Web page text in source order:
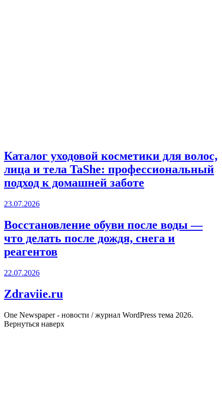
Каталог уходовой косметики для волос,
лица и тела TaShe: профессиональный
подход к домашней заботе
23.07.2026
Восстановление обуви после воды —
что делать после дождя, снега и
реагентов
22.07.2026
Zdraviie.ru
One Newspaper - новости / журнал WordPress тема 2026.
Вернуться наверх